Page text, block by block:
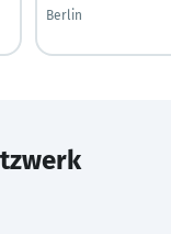
Berlin